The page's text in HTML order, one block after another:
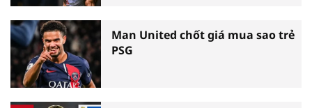
Man United chốt giá mua sao trẻ
PSG